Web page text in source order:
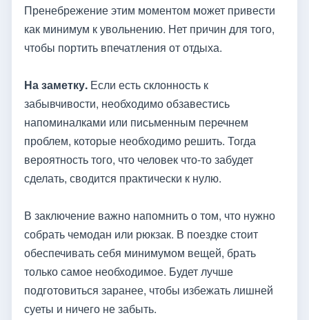
Пренебрежение этим моментом может привести
как минимум к увольнению. Нет причин для того,
чтобы портить впечатления от отдыха.
На заметку. Если есть склонность к
забывчивости, необходимо обзавестись
напоминалками или письменным перечнем
проблем, которые необходимо решить. Тогда
вероятность того, что человек что-то забудет
сделать, сводится практически к нулю.
В заключение важно напомнить о том, что нужно
собрать чемодан или рюкзак. В поездке стоит
обеспечивать себя минимумом вещей, брать
только самое необходимое. Будет лучше
подготовиться заранее, чтобы избежать лишней
суеты и ничего не забыть.